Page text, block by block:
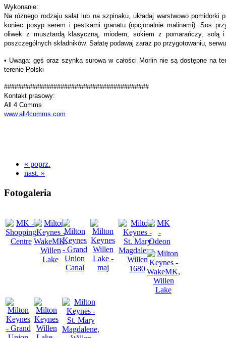
Wykonanie:
Na różnego rodzaju sałat lub na szpinaku, układaj warstwowo pomidorki
koniec posyp serem i pestkami granatu (opcjonalnie malinami). Sos
oliwek z musztardą klasyczną, miodem, sokiem z pomarańczy, solą
poszczególnych składników. Sałatę podawaj zaraz po przygotowaniu,
• Uwaga: gęś oraz szynka surowa w całości Morlin nie są dostępne na
terenie Polski
#########################################
Kontakt prasowy:
All 4 Comms
www.all4comms.com
« poprz.
nast. »
Fotogaleria